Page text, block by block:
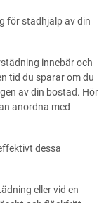
för städhjälp av din
innebär och
tid du sparar om du
av din bostad. Hör
anordna med
dessa
eller vid en